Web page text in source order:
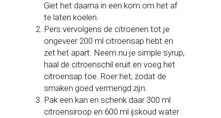
Giet het daarna in een kom om het af
te laten koelen.
Pers vervolgens de citroenen tot je
ongeveer 200 ml citroensap hebt en
zet het apart. Neem nu je simple syrup,
haal de citroenschil eruit en voeg het
citroensap toe. Roer het, zodat de
smaken goed vermengd zijn.
Pak een kan en schenk daar 300 ml
citroensiroop en 600 ml ijskoud water